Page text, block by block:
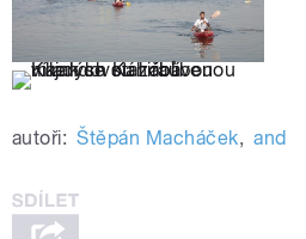
autoři: Štěpán Macháček, and